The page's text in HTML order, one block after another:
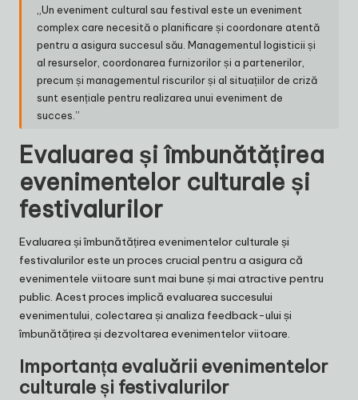
„Un eveniment cultural sau festival este un eveniment
complex care necesită o planificare și coordonare atentă
pentru a asigura succesul său. Managementul logisticii și
al resurselor, coordonarea furnizorilor și a partenerilor,
precum și managementul riscurilor și al situațiilor de criză
sunt esențiale pentru realizarea unui eveniment de
succes.”
Evaluarea și îmbunătățirea
evenimentelor culturale și
festivalurilor
Evaluarea și îmbunătățirea evenimentelor culturale și
festivalurilor este un proces crucial pentru a asigura că
evenimentele viitoare sunt mai bune și mai atractive pentru
public. Acest proces implică evaluarea succesului
evenimentului, colectarea și analiza feedback-ului și
îmbunătățirea și dezvoltarea evenimentelor viitoare.
Importanța evaluării evenimentelor
culturale și festivalurilor